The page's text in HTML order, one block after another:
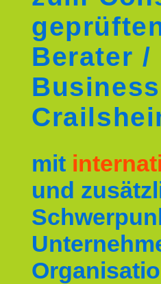
Berater
mit
und